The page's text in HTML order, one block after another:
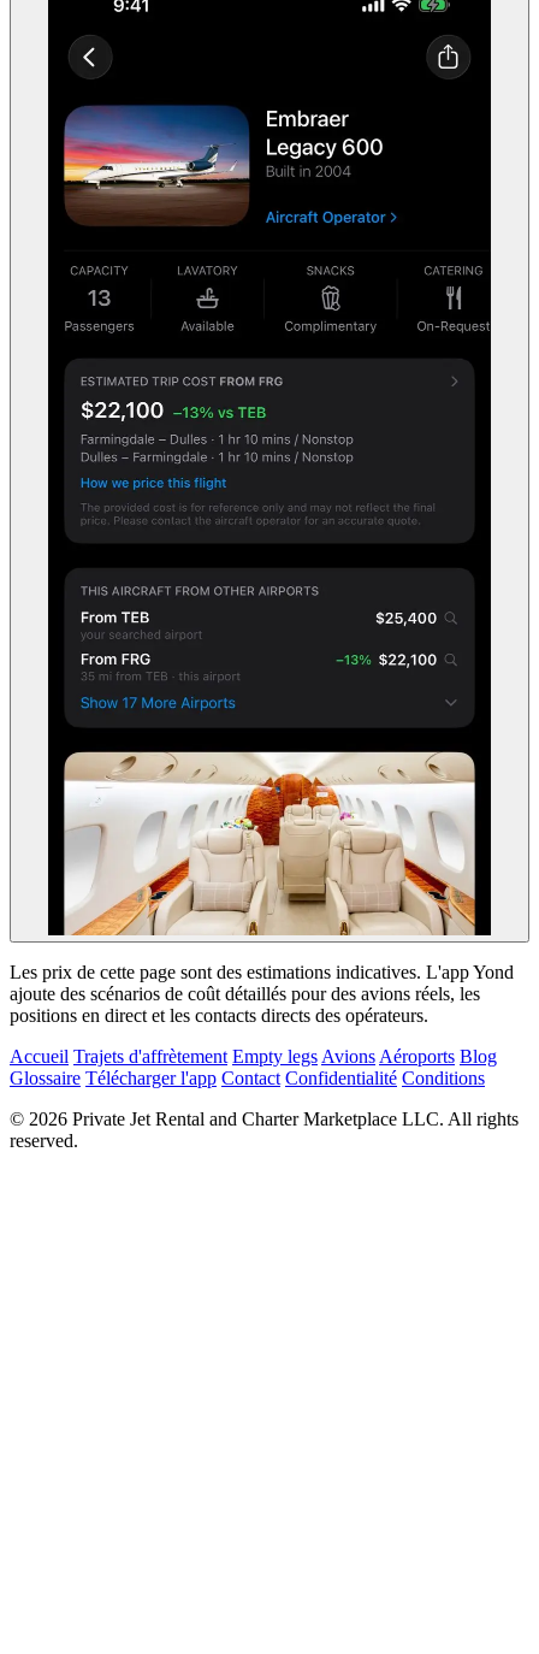
Les prix de cette page sont des estimations indicatives. L'app Yond
ajoute des scénarios de coût détaillés pour des avions réels, les
positions en direct et les contacts directs des opérateurs.
Accueil Trajets d'affrètement Empty legs Avions Aéroports Blog
Glossaire Télécharger l'app Contact Confidentialité Conditions
© 2026 Private Jet Rental and Charter Marketplace LLC. All rights
reserved.